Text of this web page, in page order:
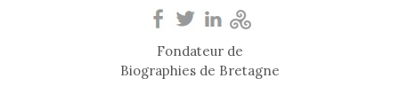
Fondateur de
Biographies de Bretagne